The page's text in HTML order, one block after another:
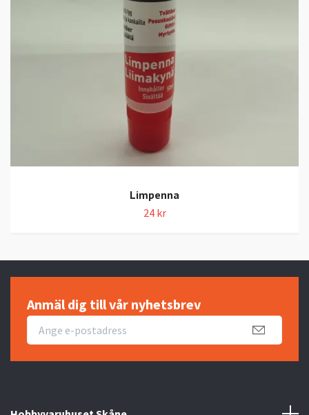
Limpenna
24 kr
Anmäl dig till vår nyhetsbrev